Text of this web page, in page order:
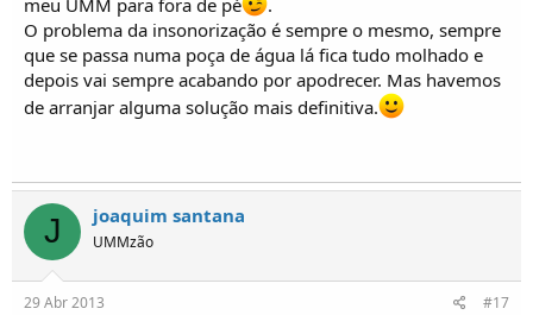
O problema da insonorização é sempre o mesmo, sempre
que se passa numa poça de água lá fica tudo molhado e
depois vai sempre acabando por apodrecer. Mas havemos
de arranjar alguma solução mais definitiva.
J joaquim santana
UMMzão
29 Abr 2013 #17